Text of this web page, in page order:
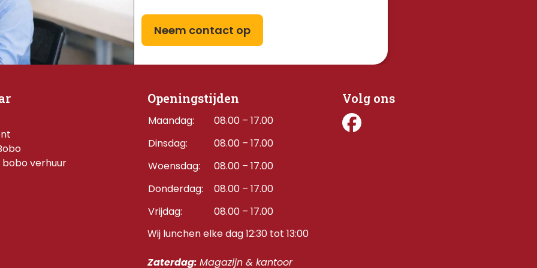
Neem contact op
verhuur
Openingstijden
Maandag:
08.00 – 17.00
Dinsdag:
08.00 – 17.00
Woensdag:
08.00 – 17.00
Donderdag: 08.00 – 17.00
Vrijdag:
08.00 – 17.00
Wij lunchen elke dag 12:30 tot 13:00
Zaterdag: Magazijn & kantoor
Volg ons